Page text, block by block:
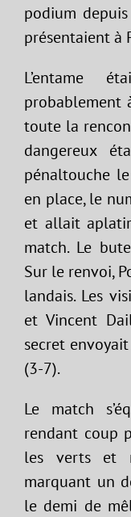
podium
présentaient à
L’entame
probablement
toute la
dangereux
pénaltouche
en place, le
et allait
match. Le
Sur le renvoi,
landais. Les
et Vincent
secret
(3-7).
Le match
rendant coup
les verts et
marquant un
le demi de